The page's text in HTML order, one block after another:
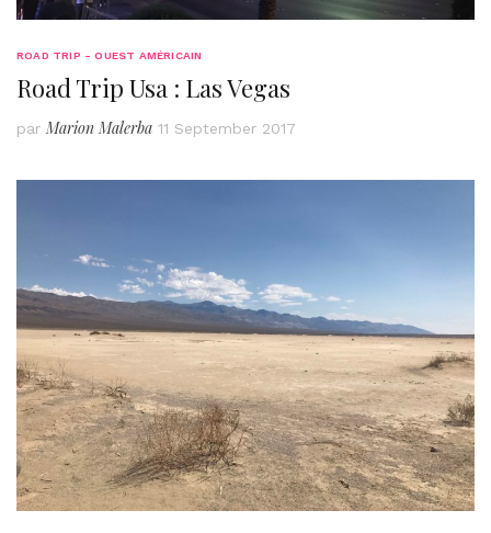
ROAD TRIP - OUEST AMÉRICAIN
Road Trip Usa : Las Vegas
par Marion Malerba 11 September 2017